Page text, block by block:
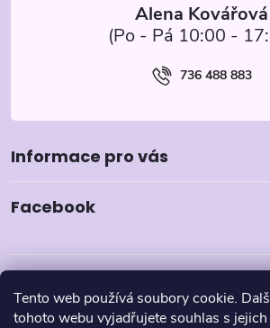
Tento web používá soubory cookie.
tohoto webu vyjadřujete souhlas s
Alena Kovářová
736 488 883
Informace pro vás
Facebook